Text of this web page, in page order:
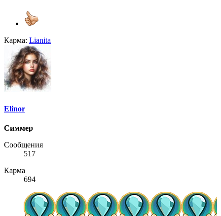
Карма: Lianita
Elinor
Симмер
Сообщения
517
Карма
694